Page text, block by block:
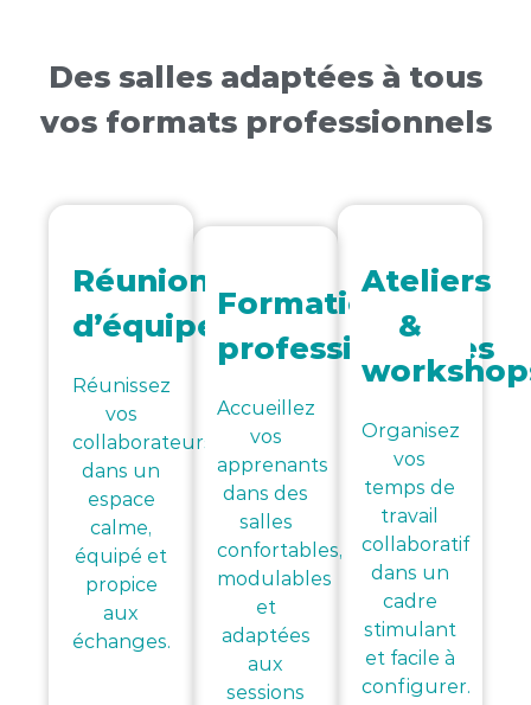
Des salles adaptées à tous
vos formats professionnels
Réunions
d’équipe
Réunissez
vos
collaborateurs
dans un
espace
calme,
équipé et
propice
aux
échanges.
Formations
professionnelles
Accueillez
vos
apprenants
dans des
salles
confortables,
modulables
et
adaptées
aux
sessions
Ateliers
&
Organisez
vos
temps de
travail
collaboratif
dans un
cadre
stimulant
et facile à
configurer.